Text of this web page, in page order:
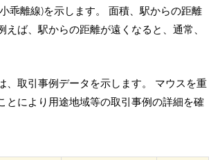
乖離線)を示します。 面積、駅からの距離
ば、駅からの距離が遠くなると、通常、
、取引事例データを示します。 マウスを重
とにより用途地域等の取引事例の詳細を確